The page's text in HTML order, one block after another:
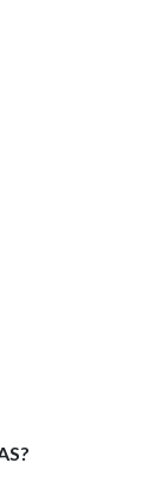
de
correo
de carácter
aos seus
exercer o
dos
de